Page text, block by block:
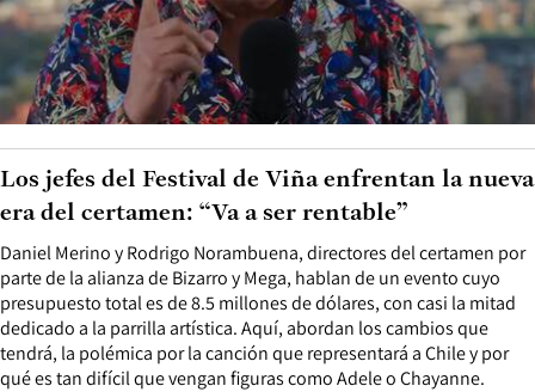
Daniel Merino y Rodrigo Norambuena, directores del certamen por
parte de la alianza de Bizarro y Mega, hablan de un evento cuyo
presupuesto total es de 8.5 millones de dólares, con casi la mitad
dedicado a la parrilla artística. Aquí, abordan los cambios que
tendrá, la polémica por la canción que representará a Chile y por
qué es tan difícil que vengan figuras como Adele o Chayanne.
Los jefes del Festival de Viña enfrentan la nueva
era del certamen: “Va a ser rentable”